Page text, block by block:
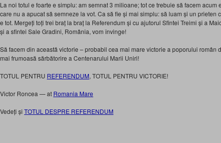
La noi totul e foarte e simplu: am semnat 3 milioane; tot ce trebuie să facem acum
care nu a apucat să semneze la vot. Ca să fie și mai simplu: să luam și un prieten
e tot. Mergeți toți trei braț la braț la Referendum și cu ajutorul Sfintei Treimi și a
și a sfintei Sale Gradini, România, vom învinge!
Să facem din această victorie – probabil cea mai mare victorie a poporului
mai frumoasă sărbătorire a Centenarului Marii Uniri!
TOTUL PENTRU REFERENDUM, TOTUL PENTRU VICTORIE!
Victor Roncea — at Romania Mare
Vedeți și TOTUL DESPRE REFERENDUM